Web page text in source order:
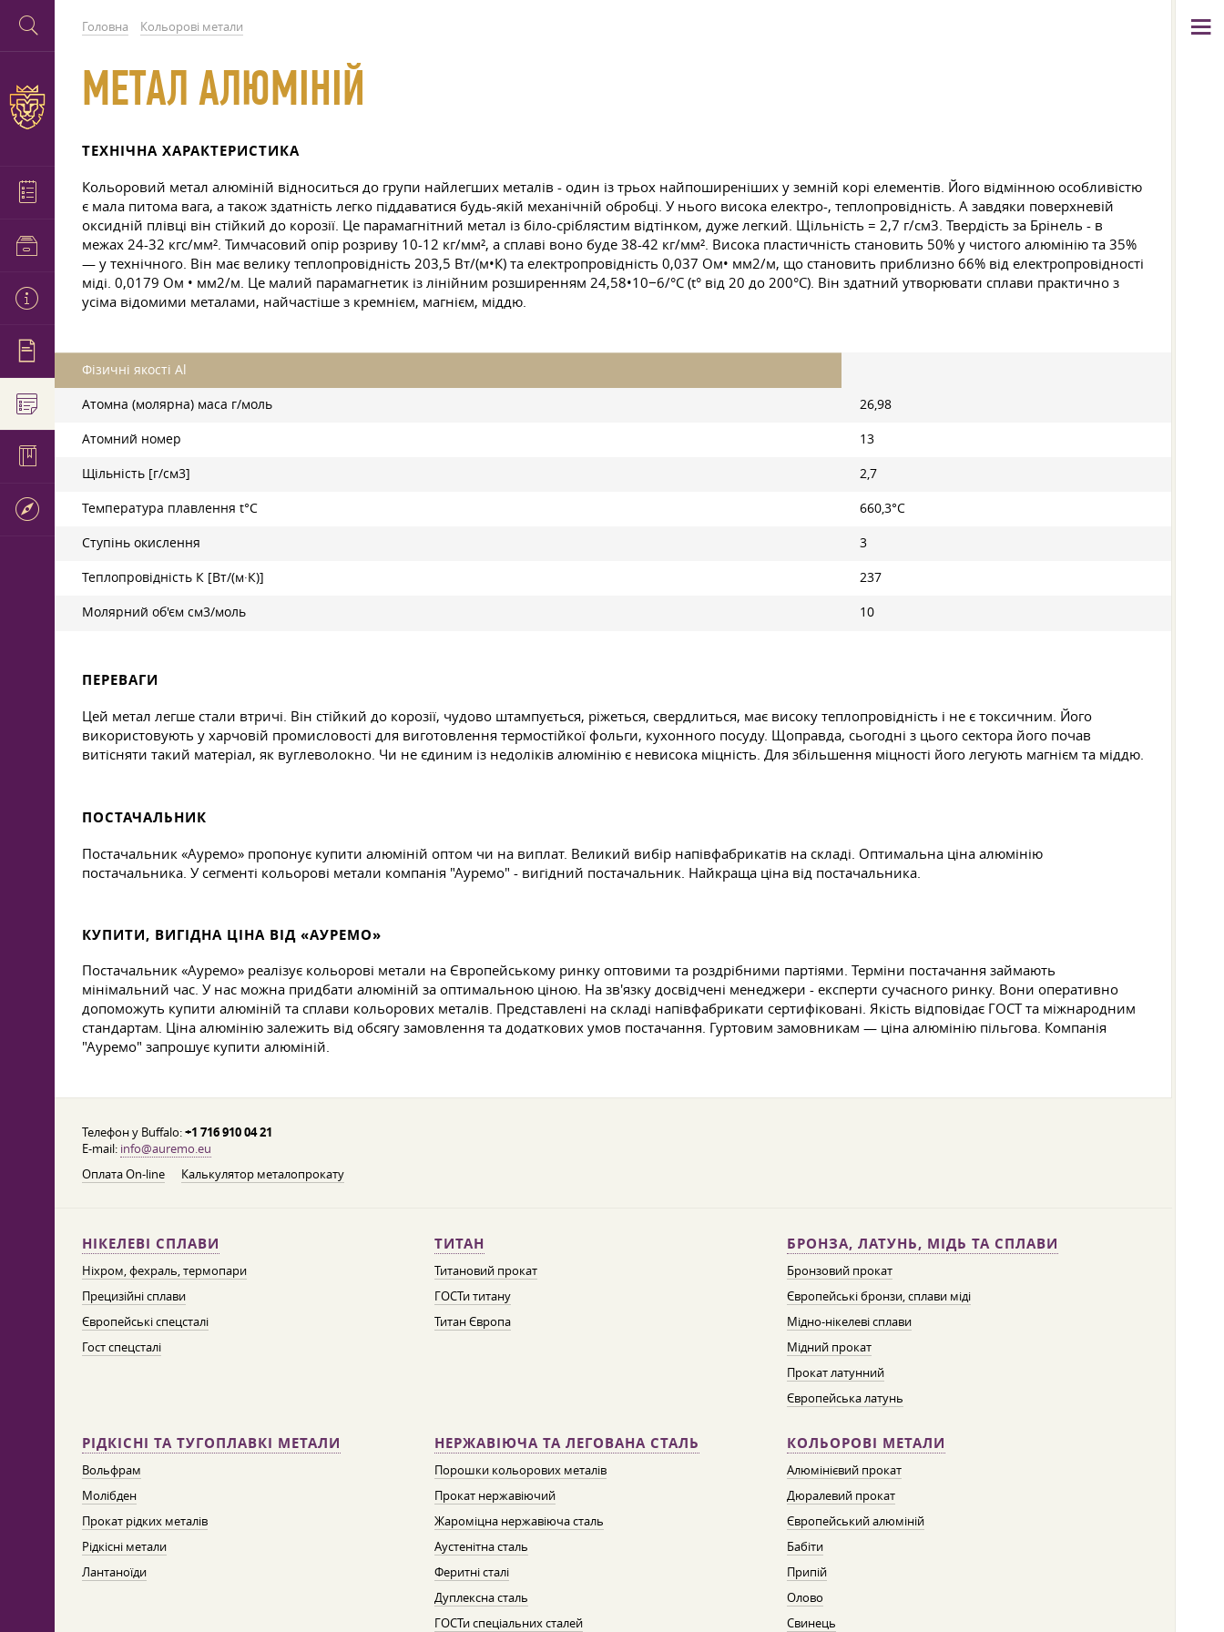
Головна Кольорові метали
МЕТАЛ АЛЮМІНІЙ
ТЕХНІЧНА ХАРАКТЕРИСТИКА
Кольоровий метал алюміній відноситься до групи найлегших металів - один із трьох найпоширеніших у земній корі елементів. Його відмінною особливістю
є мала питома вага, а також здатність легко піддаватися будь-якій механічній обробці. У нього висока електро-, теплопровідність. А завдяки поверхневій
оксидній плівці він стійкий до корозії. Це парамагнітний метал із біло-сріблястим відтінком, дуже легкий. Щільність = 2,7 г/см3. Твердість за Брінель - в
межах 24-32 кгс/мм². Тимчасовий опір розриву 10-12 кг/мм², а сплаві воно буде 38-42 кг/мм². Висока пластичність становить 50% у чистого алюмінію та 35%
— у технічного. Він має велику теплопровідність 203,5 Вт/(м•К) та електропровідність 0,037 Ом• мм2/м, що становить приблизно 66% від електропровідності
міді. 0,0179 Ом • мм2/м. Це малий парамагнетик із лінійним розширенням 24,58•10−6/°C (t° від 20 до 200°C). Він здатний утворювати сплави практично з
усіма відомими металами, найчастіше з кремнієм, магнієм, міддю.
Фізичні якості Al
Атомна (молярна) маса г/моль 26,98
Атомний номер 13
Щільність [г/см3] 2,7
Температура плавлення t°С 660,3°С
Ступінь окислення 3
Теплопровідність К [Вт/(м·К)] 237
Молярний об'єм см3/моль 10
ПЕРЕВАГИ
Цей метал легше стали втричі. Він стійкий до корозії, чудово штампується, ріжеться, свердлиться, має високу теплопровідність і не є токсичним. Його
використовують у харчовій промисловості для виготовлення термостійкої фольги, кухонного посуду. Щоправда, сьогодні з цього сектора його почав
витісняти такий матеріал, як вуглеволокно. Чи не єдиним із недоліків алюмінію є невисока міцність. Для збільшення міцності його легують магнієм та міддю.
ПОСТАЧАЛЬНИК
Постачальник «Ауремо» пропонує купити алюміній оптом чи на виплат. Великий вибір напівфабрикатів на складі. Оптимальна ціна алюмінію
постачальника. У сегменті кольорові метали компанія "Ауремо" - вигідний постачальник. Найкраща ціна від постачальника.
КУПИТИ, ВИГІДНА ЦІНА ВІД «АУРЕМО»
Постачальник «Ауремо» реалізує кольорові метали на Європейському ринку оптовими та роздрібними партіями. Терміни постачання займають
мінімальний час. У нас можна придбати алюміній за оптимальною ціною. На зв'язку досвідчені менеджери - експерти сучасного ринку. Вони оперативно
допоможуть купити алюміній та сплави кольорових металів. Представлені на складі напівфабрикати сертифіковані. Якість відповідає ГОСТ та міжнародним
стандартам. Ціна алюмінію залежить від обсягу замовлення та додаткових умов постачання. Гуртовим замовникам — ціна алюмінію пільгова. Компанія
"Ауремо" запрошує купити алюміній.
Телефон у Buffalo:+1 716 910 04 21
E-mail: info@auremo.eu
Оплата On-line
Калькулятор металопрокату
НІКЕЛЕВІ СПЛАВИ
Ніхром, фехраль, термопари
Прецизійні сплави
Європейські спецсталі
Гост спецсталі
ТИТАН
Титановий прокат
ГОСТи титану
Титан Європа
БРОНЗА, ЛАТУНЬ, МІДЬ ТА СПЛАВИ
Бронзовий прокат
Європейські бронзи, сплави міді
Мідно-нікелеві сплави
Мідний прокат
Прокат латунний
Європейська латунь
РІДКІСНІ ТА ТУГОПЛАВКІ МЕТАЛИ
Вольфрам
Молібден
Прокат рідких металів
Рідкісні метали
Лантаноїди
НЕРЖАВІЮЧА ТА ЛЕГОВАНА СТАЛЬ
Порошки кольорових металів
Прокат нержавіючий
Жароміцна нержавіюча сталь
Аустенітна сталь
Феритні сталі
Дуплексна сталь
ГОСТи спеціальних сталей
КОЛЬОРОВІ МЕТАЛИ
Алюмінієвий прокат
Дюралевий прокат
Європейський алюміній
Бабіти
Припій
Олово
Свинець